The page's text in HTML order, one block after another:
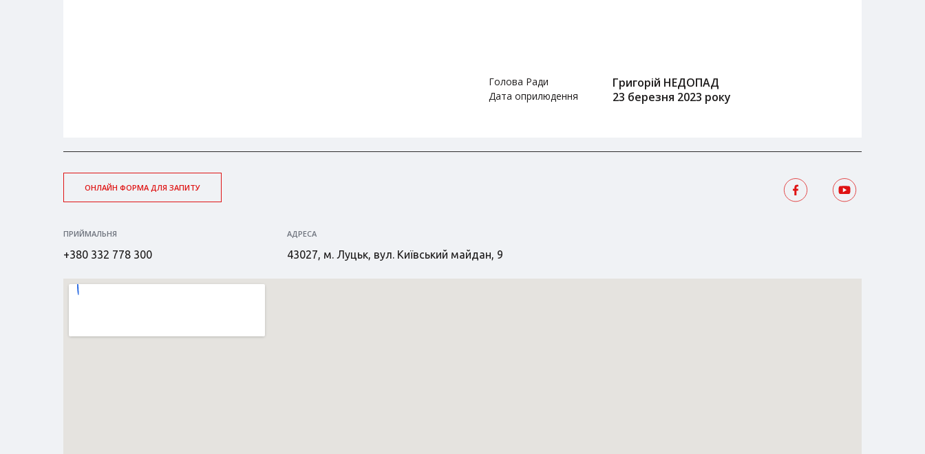
Голова Ради Григорій НЕДОПАД
Дата оприлюдення 23 березня 2023 року
ОНЛАЙН ФОРМА ДЛЯ ЗАПИТУ
ПРИЙМАЛЬНЯ
+380 332 778 300
АДРЕСА
43027, м. Луцьк, вул. Київський майдан, 9